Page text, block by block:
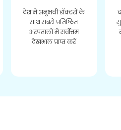
देश में अनुभवी डॉक्टरों के
साथ सबसे प्रतिष्ठित
अस्पतालों में सर्वोत्तम
देखभाल प्राप्त करें